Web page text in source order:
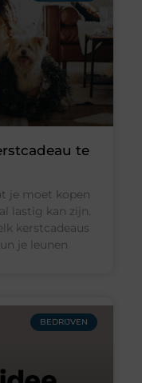
te
je moet kopen
lastig kan zijn.
kerstcadeaus
je leunen
BEDRIJVEN